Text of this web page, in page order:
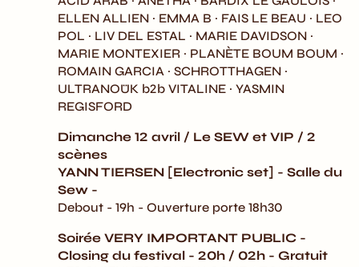
ELLEN ALLIEN · EMMA B · FAIS LE BEAU · LEO
POL · LIV DEL ESTAL · MARIE DAVIDSON ·
MARIE MONTEXIER · PLANÈTE BOUM BOUM ·
ROMAIN GARCIA · SCHROTTHAGEN ·
ULTRANOÜK b2b VITALINE · YASMIN
REGISFORD
Dimanche 12 avril / Le SEW et VIP / 2
scènes
YANN TIERSEN [Electronic set] - Salle du
Sew -
Debout - 19h - Ouverture porte 18h30
Soirée VERY IMPORTANT PUBLIC -
Closing du festival - 20h / 02h - Gratuit